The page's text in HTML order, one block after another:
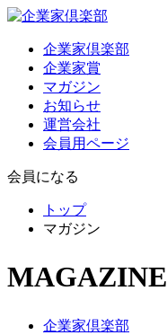
企業家倶楽部
企業家賞
マガジン
お知らせ
運営会社
会員用ページ
会員になる
トップ
マガジン
MAGAZINE
企業家倶楽部